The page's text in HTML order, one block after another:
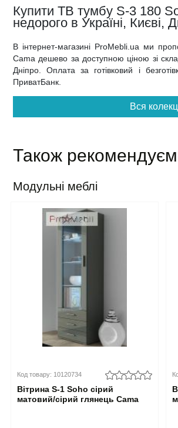
Купити ТВ тумбу S-3 180
недорого в Україні, Києві,
В інтернет-магазині ProMebli.ua ми
Cama дешево за доступною ціною зі
Дніпро. Оплата за готівковий і
ПриватБанк.
Вся
Також
Модульні меблі
Код товару: 10120734
Вітрина S-1 Soho сірий
матовий/сірий глянець Cama